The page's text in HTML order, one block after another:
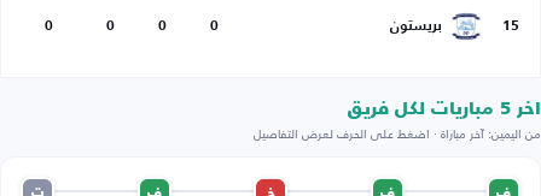
15 بريستون 0
0
0
0
اخر 5 مباريات لكل فريق
من اليمين: آخر مباراة · اضغط على الحرف لعرض التفاصيل